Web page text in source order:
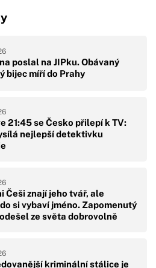
poslal na JIPku. Obávaný
bijec míří do Prahy
21:45 se Česko přilepí k TV:
nejlepší detektivku
Češi znají jeho tvář, ale
si vybaví jméno. Zapomenutý
ze světa dobrovolně
kriminální stálice je